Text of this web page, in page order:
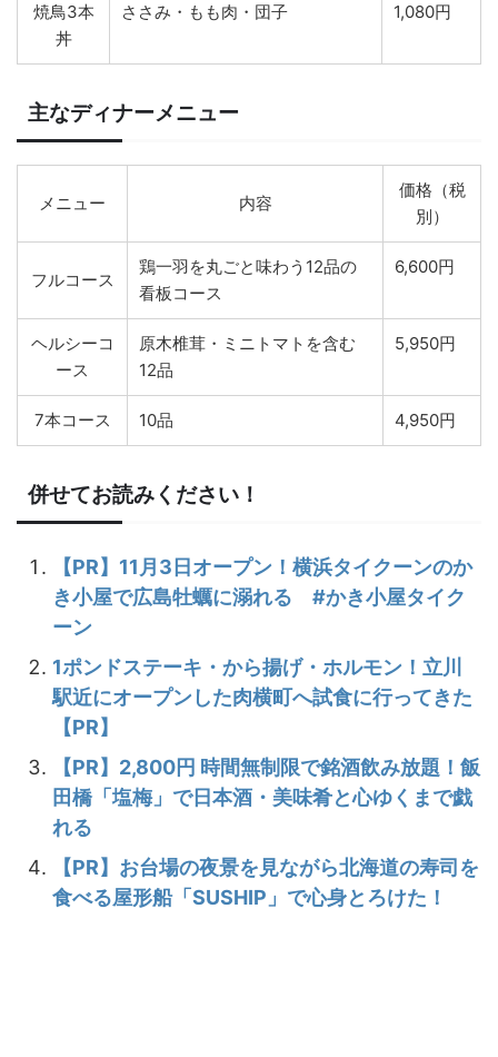
焼鳥3本
丼
ささみ・もも肉・団子 1,080円
主なディナーメニュー
メニュー 内容
価格（税
別）
フルコース
鶏一羽を丸ごと味わう12品の
看板コース
6,600円
ヘルシーコ
ース
原木椎茸・ミニトマトを含む
12品
5,950円
7本コース 10品 4,950円
併せてお読みください！
【PR】11月3日オープン！横浜タイクーンのか
き小屋で広島牡蠣に溺れる #かき小屋タイク
ーン
1ポンドステーキ・から揚げ・ホルモン！立川
駅近にオープンした肉横町へ試食に行ってきた
【PR】
【PR】2,800円 時間無制限で銘酒飲み放題！飯
田橋「塩梅」で日本酒・美味肴と心ゆくまで戯
れる
【PR】お台場の夜景を見ながら北海道の寿司を
食べる屋形船「SUSHIP」で心身とろけた！